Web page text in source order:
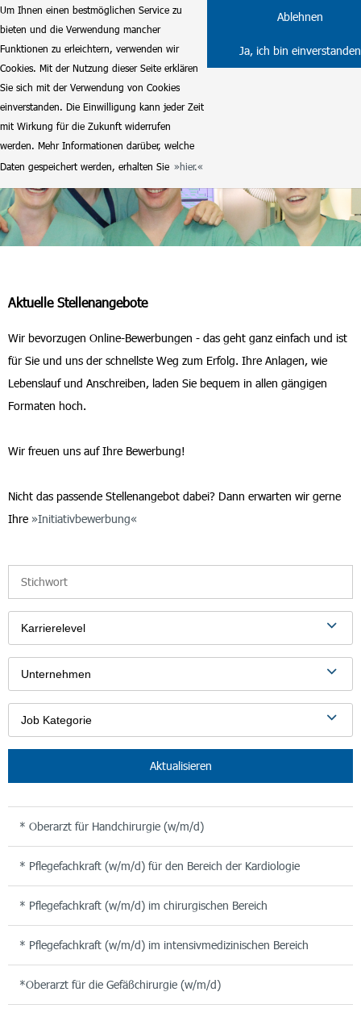
Um Ihnen einen bestmöglichen Service zu
bieten und die Verwendung mancher
Funktionen zu erleichtern, verwenden wir
Cookies. Mit der Nutzung dieser Seite erklären
Sie sich mit der Verwendung von Cookies
einverstanden. Die Einwilligung kann jeder Zeit
mit Wirkung für die Zukunft widerrufen
werden. Mehr Informationen darüber, welche
Daten gespeichert werden, erhalten Sie
hier.
Ablehnen
Ja, ich bin einverstanden
Aktuelle Stellenangebote
Wir bevorzugen Online-Bewerbungen - das geht ganz einfach und ist
für Sie und uns der schnellste Weg zum Erfolg. Ihre Anlagen, wie
Lebenslauf und Anschreiben, laden Sie bequem in allen gängigen
Formaten hoch.
Wir freuen uns auf Ihre Bewerbung!
Nicht das passende Stellenangebot dabei? Dann erwarten wir gerne
Ihre
Initiativbewerbung
Karrierelevel
Unternehmen
Job Kategorie
Aktualisieren
* Oberarzt für Handchirurgie (w/m/d)
* Pflegefachkraft (w/m/d) für den Bereich der Kardiologie
* Pflegefachkraft (w/m/d) im chirurgischen Bereich
* Pflegefachkraft (w/m/d) im intensivmedizinischen Bereich
*Oberarzt für die Gefäßchirurgie (w/m/d)